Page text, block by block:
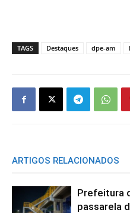
TAGS Destaques dpe-am
ARTIGOS RELACIONADOS
Prefeitura
passarela